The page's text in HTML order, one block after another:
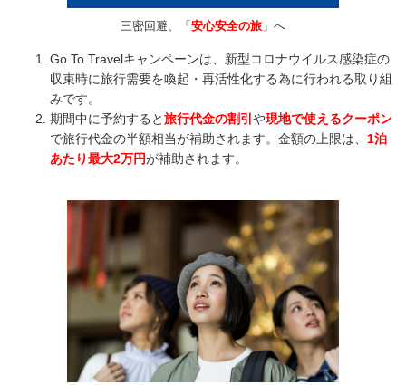
三密回避、「 安心安全の旅 」へ
Go To Travelキャンペーンは、新型コロナウイルス感染症の
収束時に旅行需要を喚起・再活性化する為に行われる取り組
みです。
期間中に予約すると旅行代金の割引 や現地で使えるクーポン
で旅行代金の半額相当が補助されます。金額の上限は、 1泊
あたり最大2万円が補助されます。